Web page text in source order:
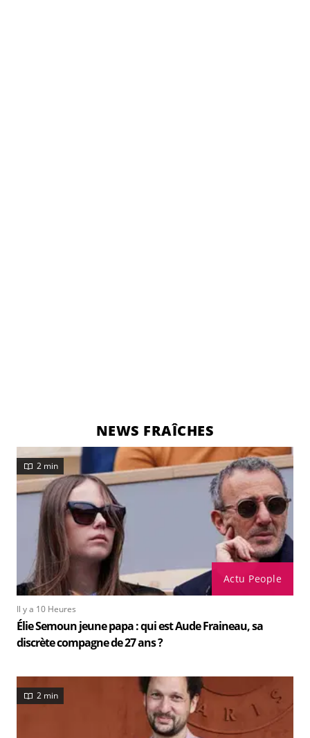
NEWS FRAÎCHES
Actu People
2 min
Il y a 10 Heures
Élie Semoun jeune papa : qui est Aude Fraineau, sa
discrète compagne de 27 ans ?
2 min